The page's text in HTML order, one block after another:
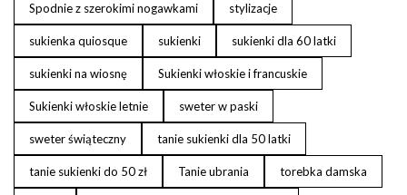
Spodnie z szerokimi nogawkami stylizacje
sukienka quiosque sukienki sukienki dla 60 latki
sukienki na wiosnę Sukienki włoskie i francuskie
Sukienki włoskie letnie sweter w paski
sweter świąteczny tanie sukienki dla 50 latki
tanie sukienki do 50 zł Tanie ubrania torebka damska